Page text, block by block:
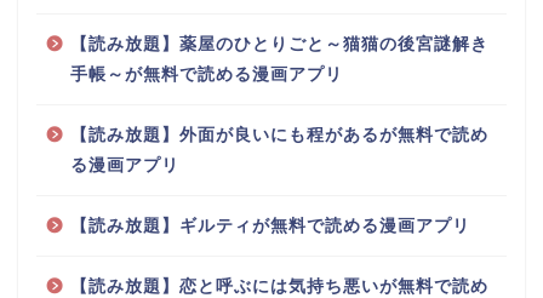
【読み放題】薬屋のひとりごと～猫猫の後宮謎解き
手帳～が無料で読める漫画アプリ
【読み放題】外面が良いにも程があるが無料で読め
る漫画アプリ
【読み放題】ギルティが無料で読める漫画アプリ
【読み放題】恋と呼ぶには気持ち悪いが無料で読め